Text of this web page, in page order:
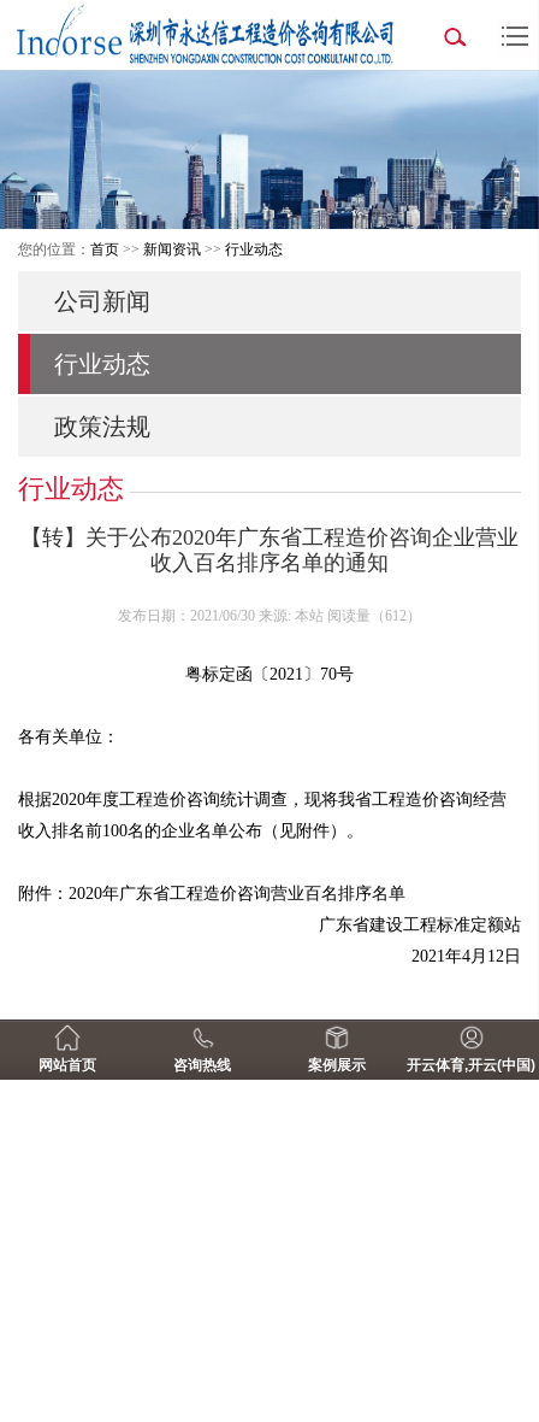
您的位置： 首页 >> 新闻资讯 >> 行业动态
公司新闻
行业动态
政策法规
行业动态
【转】关于公布2020年广东省工程造价咨询企业营业
收入百名排序名单的通知
发布日期：2021/06/30 来源: 本站 阅读量（612）
粤标定函〔2021〕70号
各有关单位：
根据2020年度工程造价咨询统计调查，现将我省工程造价咨询经营
收入排名前100名的企业名单公布（见附件）。
附件：2020年广东省工程造价咨询营业百名排序名单
广东省建设工程标准定额站
2021年4月12日
上一篇：关于公布2017年广东省工程造价咨询企业营业收入百名排序名单的通
网站首页 咨询热线 案例展示 开云体育,开云(中国)